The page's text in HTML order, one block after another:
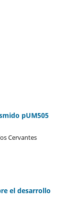
pUM505
Cervantes
el desarrollo